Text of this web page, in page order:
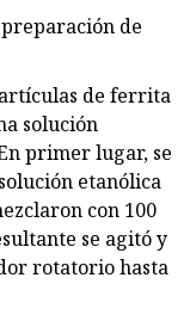
de
de ferrita
solución
primer lugar, se
etanólica
con 100
se agitó y
rotatorio hasta